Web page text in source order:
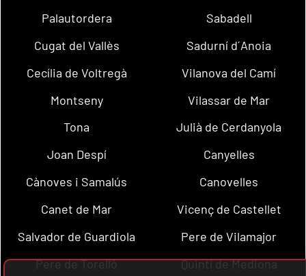
Palautordera
Sabadell
Cugat del Vallès
Sadurní d´Anoia
Cecília de Voltregà
Vilanova del Camí
Montseny
Vilassar de Mar
Tona
Julià de Cerdanyola
Joan Despí
Canyelles
Cànoves i Samalús
Canovelles
Canet de Mar
Vicenç de Castellet
Salvador de Guardiola
Pere de Vilamajor
Pere de Torelló
Quintí de Mediona